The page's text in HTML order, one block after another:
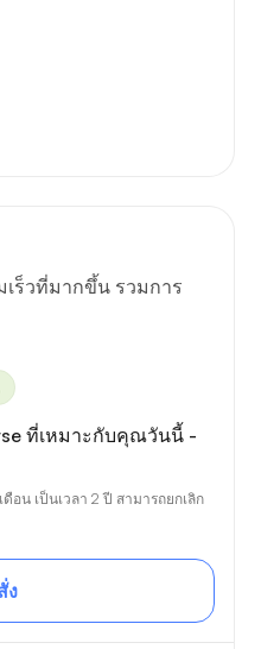
ร็วที่มากขึ้น รวมการ
ที่เหมาะกับคุณวันนี้ -
ดือน เป็นเวลา 2 ปี สามารถยกเลิก
ง